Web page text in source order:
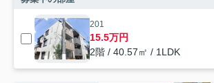
201
15.5万円
2階 / 40.57㎡ / 1LDK